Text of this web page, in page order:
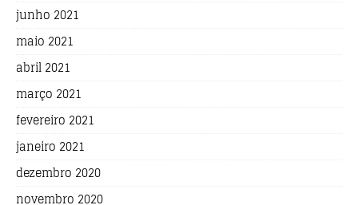
junho 2021
maio 2021
abril 2021
março 2021
fevereiro 2021
janeiro 2021
dezembro 2020
novembro 2020